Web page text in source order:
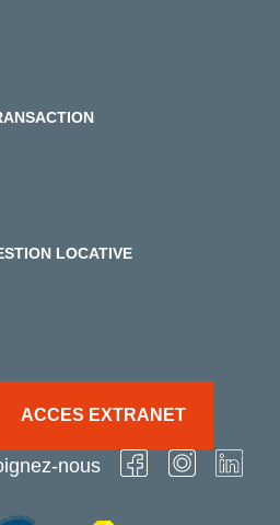
LOCATIVE
ACCES EXTRANET
nous